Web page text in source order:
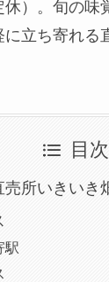
）。旬の味
立ち寄れる
目次
売所いきいき
駅